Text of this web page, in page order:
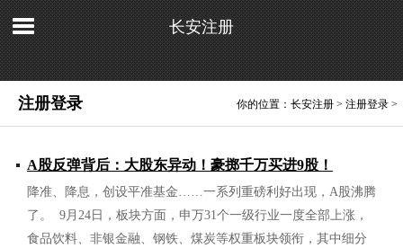
长安注册
注册登录 你的位置： 长安注册 > 注册登录 >
A股反弹背后：大股东异动！豪掷千万买进9股！
2024/10/14
降准、降息，创设平准基金……一系列重磅利好出现，A股沸腾
了。 9月24日，板块方面，申万31个一级行业一度全部上涨，
食品饮料、非银金融、钢铁、煤炭等权重板块领衔，其中细分